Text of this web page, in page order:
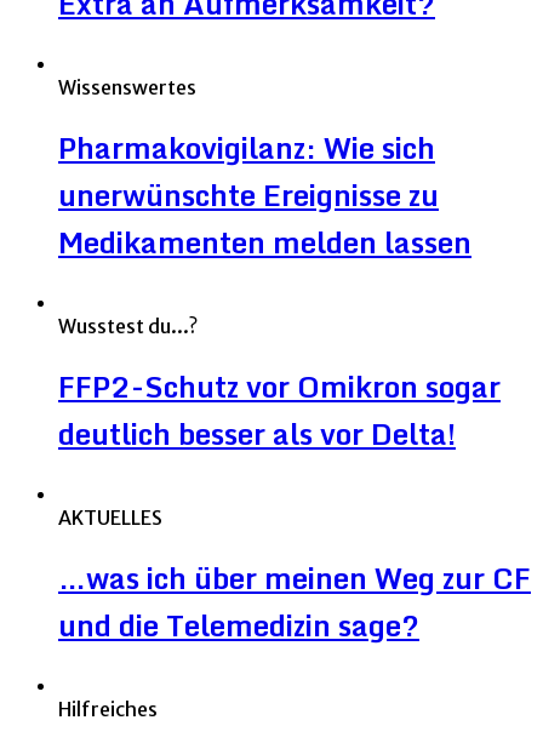
Wissenswertes
Pharmakovigilanz: Wie sich
unerwünschte Ereignisse zu
Medikamenten melden lassen
Wusstest du...?
FFP2-Schutz vor Omikron sogar
deutlich besser als vor Delta!
AKTUELLES
…was ich über meinen Weg zur CF
und die Telemedizin sage?
Hilfreiches